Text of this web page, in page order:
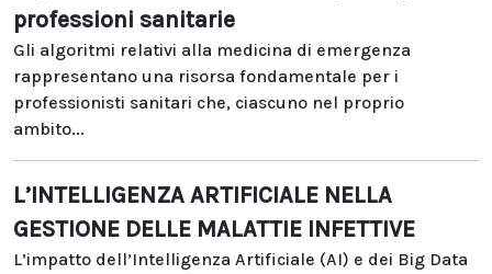
professioni sanitarie
Gli algoritmi relativi alla medicina di emergenza
rappresentano una risorsa fondamentale per i
professionisti sanitari che, ciascuno nel proprio
ambito...
L’INTELLIGENZA ARTIFICIALE NELLA
GESTIONE DELLE MALATTIE INFETTIVE
L’impatto dell’Intelligenza Artificiale (AI) e dei Big Data